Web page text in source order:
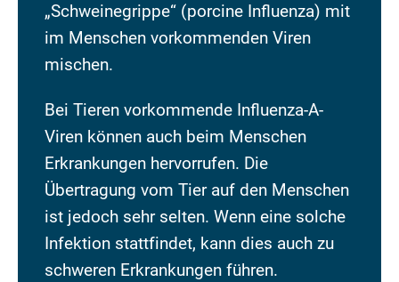
„Schweinegrippe“ (porcine Influenza) mit
im Menschen vorkommenden Viren
mischen.
Bei Tieren vorkommende Influenza-A-
Viren können auch beim Menschen
Erkrankungen hervorrufen. Die
Übertragung vom Tier auf den Menschen
ist jedoch sehr selten. Wenn eine solche
Infektion stattfindet, kann dies auch zu
schweren Erkrankungen führen.